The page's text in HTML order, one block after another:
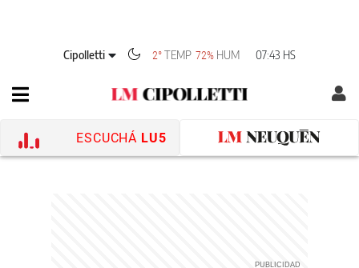
Cipolletti 2°TEMP 72% HUM 07:43 HS
ESCUCHÁ LU5